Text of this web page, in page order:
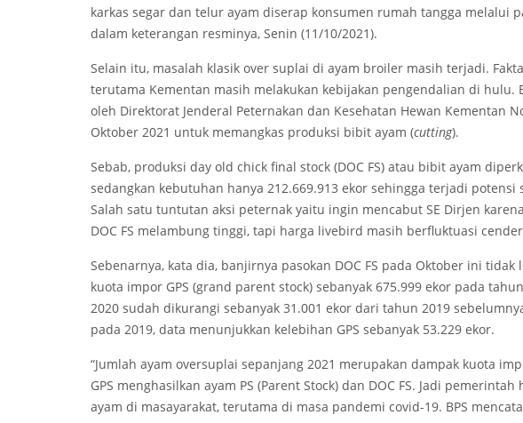
karkas segar dan telur ayam diserap konsumen rumah tangga melalui
dalam keterangan resminya, Senin (11/10/2021).
Selain itu, masalah klasik over suplai di ayam broiler masih terjadi.
terutama Kementan masih melakukan kebijakan pengendalian di hulu.
oleh Direktorat Jenderal Peternakan dan Kesehatan Hewan Kementan
Oktober 2021 untuk memangkas produksi bibit ayam (cutting).
Sebab, produksi day old chick final stock (DOC FS) atau bibit ayam
sedangkan kebutuhan hanya 212.669.913 ekor sehingga terjadi potensi
Salah satu tuntutan aksi peternak yaitu ingin mencabut SE Dirjen
DOC FS melambung tinggi, tapi harga livebird masih berfluktuasi
Sebenarnya, kata dia, banjirnya pasokan DOC FS pada Oktober ini tidak
kuota impor GPS (grand parent stock) sebanyak 675.999 ekor pada
2020 sudah dikurangi sebanyak 31.001 ekor dari tahun 2019
pada 2019, data menunjukkan kelebihan GPS sebanyak 53.229 ekor.
“Jumlah ayam oversuplai sepanjang 2021 merupakan dampak kuota
GPS menghasilkan ayam PS (Parent Stock) dan DOC FS. Jadi
ayam di masayarakat, terutama di masa pandemi covid-19. BPS